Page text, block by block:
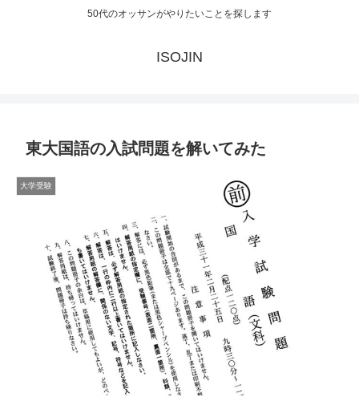
50代のオッサンがやりたいことを探します
ISOJIN
東大国語の入試問題を解いてみた
大学受験